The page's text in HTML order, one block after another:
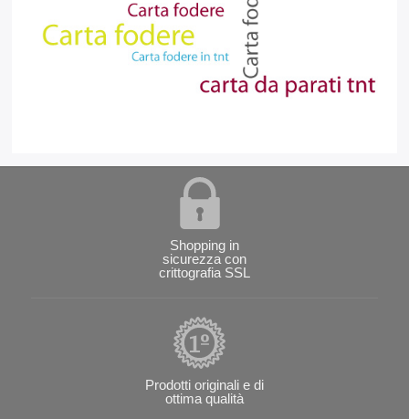
Shopping in
sicurezza con
crittografia SSL
Prodotti originali e di
ottima qualità